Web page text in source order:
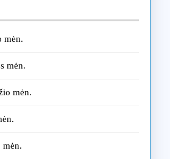
mėn.
mėn.
mėn.
mėn.